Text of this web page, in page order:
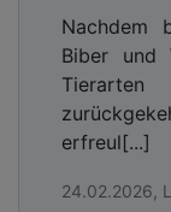
Nachdem
Biber und
erfreul[...]
24.02.2026,